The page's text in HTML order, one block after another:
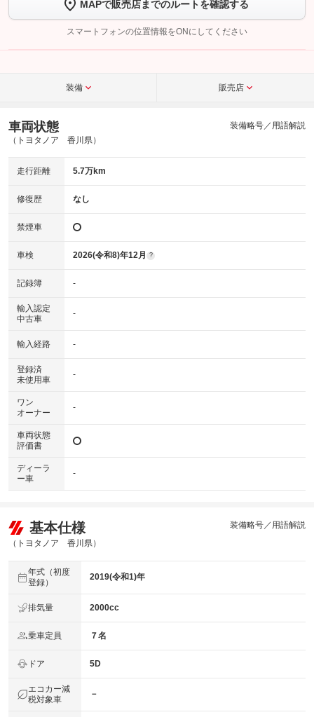
トーク画面で
ボタンをタップして問い合わせを
完了してください。
こちら
MAPで販売店までのルートを確認する
スマートフォンの位置情報をONにしてください
装備 販売店
車両状態
（トヨタノア 香川県）
装備略号／用語解説
走行距離 5.7万km
修復歴 なし
禁煙車
車検 2026(令和8)年12月 ?
記録簿 -
輸入認定
中古車
-
輸入経路 -
登録済
未使用車
-
ワン
オーナー
-
車両状態
評価書
ディーラ
ー車
-
基本仕様
（トヨタノア 香川県）
装備略号／用語解説
年式（初度
登録）
2019(令和1)年
排気量 2000cc
乗車定員 ７名
ドア 5D
エコカー減
税対象車
－